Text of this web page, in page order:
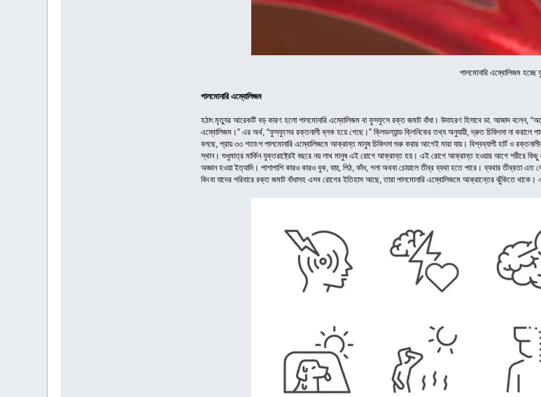
পালমোনারি এম্বোলিজম
পালমোনারি এম্বোলিজম
হঠাৎ মৃত্যুর আরেকটি বড় কারণ হলো পালমোনারি এম্বোলিজম বা ফুসফুসে রক্ত জমাট বাঁধা। উদাহরণ হিসাবে ডা. আজাদ বলেন,
এম্বোলিজম।” এর অর্থ, “ফুসফুসের রক্তনালী ব্লক হয়ে গেছে।” ক্লিভল্যান্ড ক্লিনিকের তথ্য অনুযায়ী, দ্রুত চিকিৎসা না
বলছে, প্রায় ৩৩ শতাংশ পালমোনারি এম্বোলিজমে আক্রান্ত মানুষ চিকিৎসা শুরু করার আগেই মারা যায়। বিশ্বব্যাপী হার্ট ও
স্থান। শুধুমাত্র মার্কিন যুক্তরাষ্ট্রেই বছরে নয় লাখ মানুষ এই রোগে আক্রান্ত হয়। এই রোগে আক্রান্ত হওয়ার আগে শরীরে
অজ্ঞান হওয়া ইত্যাদি। পাশাপাশি কারও কারও বুক, বাহু, পিঠ, কাঁধ, গলা অথবা চোয়ালে তীব্র ব্যথা হতে পারে। ব্যথার তীব্রতা এত
কিংবা যাদের পরিবারে রক্ত জমাট বাঁধাসহ এসব রোগের ইতিহাস আছে, তারা পালমোনারি এম্বোলিজমে আক্রান্তের ঝুঁকিতে